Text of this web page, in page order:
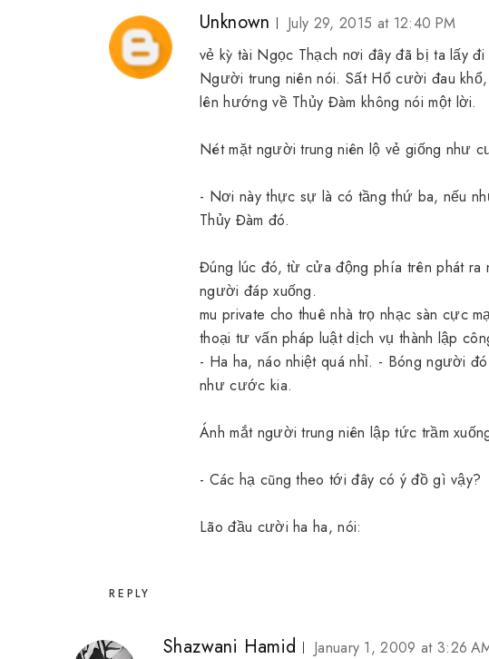
Unknown
July 29, 2015 at 12:40 PM
vẻ kỳ tài Ngọc Thạch nơi đây đã bị ta lấy
Người trung niên nói. Sất Hổ cười đau
lên hướng về Thủy Đàm không nói một lời.
Nét mặt người trung niên lộ vẻ giống như
- Nơi này thực sự là có tầng thứ ba, nếu
Thủy Đàm đó.
Đúng lúc đó, từ cửa động phía trên phát ra
người đáp xuống.
mu private cho thuê nhà trọ nhạc sàn cực
thoại tư vấn pháp luật dịch vụ thành lập
- Ha ha, náo nhiệt quá nhỉ. - Bóng người
như cước kia.
Ánh mắt người trung niên lập tức trầm
- Các hạ cũng theo tới đây có ý đồ gì vậy?
Lão đầu cười ha ha, nói:
REPLY
Shazwani Hamid
January 1, 2009 at 3:26